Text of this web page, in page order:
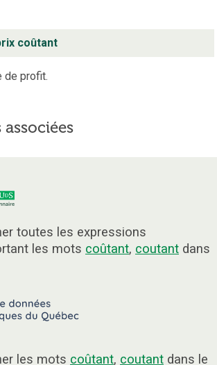
coûtant
de profit.
associées
toutes les expressions
les mots coûtant, coutant dans
les mots coûtant, coutant dans le